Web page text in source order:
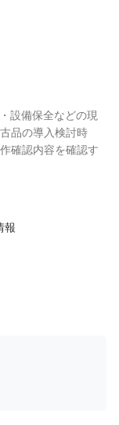
設備保全などの現
品の導入検討時
確認内容を確認す
報